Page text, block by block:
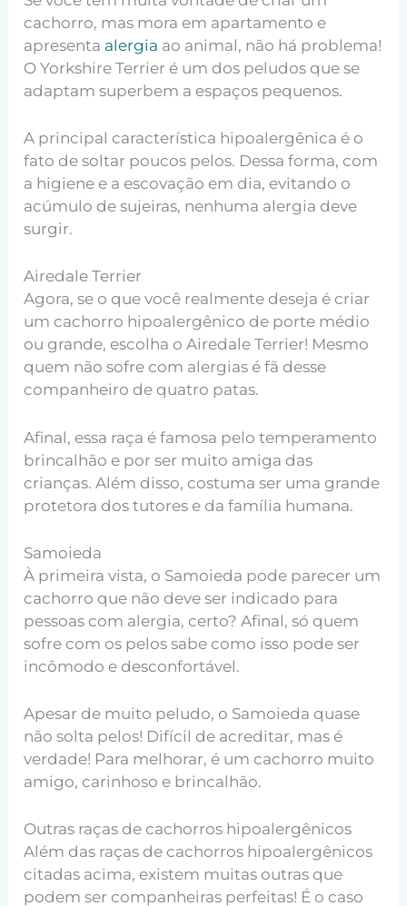
cachorro, mas mora em apartamento e
apresenta alergia ao animal, não há problema!
O Yorkshire Terrier é um dos peludos que se
adaptam superbem a espaços pequenos.
A principal característica hipoalergênica é o
fato de soltar poucos pelos. Dessa forma, com
a higiene e a escovação em dia, evitando o
acúmulo de sujeiras, nenhuma alergia deve
surgir.
Airedale Terrier
Agora, se o que você realmente deseja é criar
um cachorro hipoalergênico de porte médio
ou grande, escolha o Airedale Terrier! Mesmo
quem não sofre com alergias é fã desse
companheiro de quatro patas.
Afinal, essa raça é famosa pelo temperamento
brincalhão e por ser muito amiga das
crianças. Além disso, costuma ser uma grande
protetora dos tutores e da família humana.
Samoieda
À primeira vista, o Samoieda pode parecer um
cachorro que não deve ser indicado para
pessoas com alergia, certo? Afinal, só quem
sofre com os pelos sabe como isso pode ser
incômodo e desconfortável.
Apesar de muito peludo, o Samoieda quase
não solta pelos! Difícil de acreditar, mas é
verdade! Para melhorar, é um cachorro muito
amigo, carinhoso e brincalhão.
Outras raças de cachorros hipoalergênicos
Além das raças de cachorros hipoalergênicos
citadas acima, existem muitas outras que
podem ser companheiras perfeitas! É o caso